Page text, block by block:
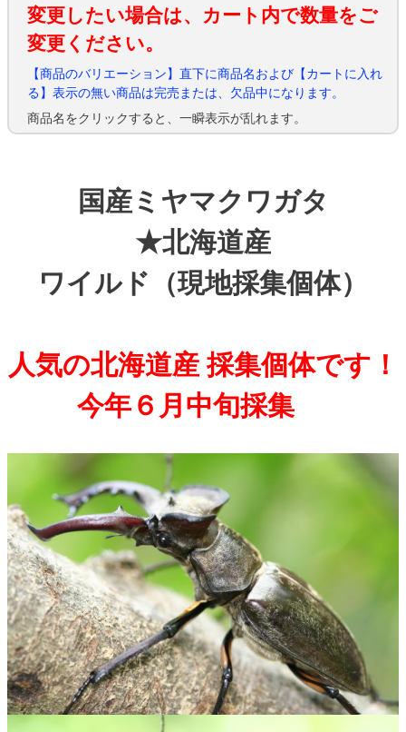
変更したい場合は、カート内で数量をご
変更ください。
【商品のバリエーション】直下に商品名および【カートに入れ
る】表示の無い商品は完売または、欠品中になります。
商品名をクリックすると、一瞬表示が乱れます。
国産ミヤマクワガタ
★北海道産
ワイルド（現地採集個体）
人気の北海道産 採集個体です！
今年６月中旬採集